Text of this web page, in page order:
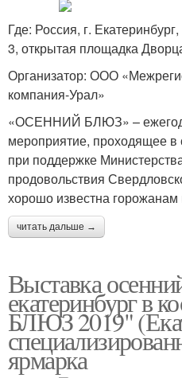
Где: Россия, г.
3, открытая площадка
Организатор: ООО
компания-Урал»
«ОСЕННИЙ БЛЮЗ» –
мероприятие, проходящее в
при поддержке
продовольствия
хорошо известна
читать дальше →
Выставка
екатеринбург
БЛЮЗ 2019"
ярмарка